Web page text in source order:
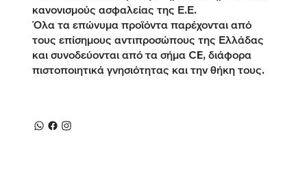
κανονισμούς ασφαλείας της Ε.Ε.
Όλα τα επώνυμα προϊόντα παρέχονται από
τους επίσημους αντιπροσώπους της Ελλάδας
και συνοδεύονται από τα σήμα CE, διάφορα
πιστοποιητικά γνησιότητας και την θήκη τους.